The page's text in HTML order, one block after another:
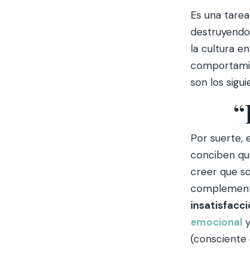
Es una
la cultura
son los
Por suerte,
conciben
creer que
emocional
(consciente